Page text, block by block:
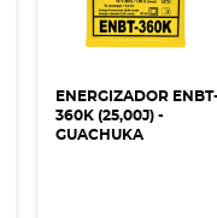
ENERGIZADOR ENBT-
360K (25,00J) -
GUACHUKA